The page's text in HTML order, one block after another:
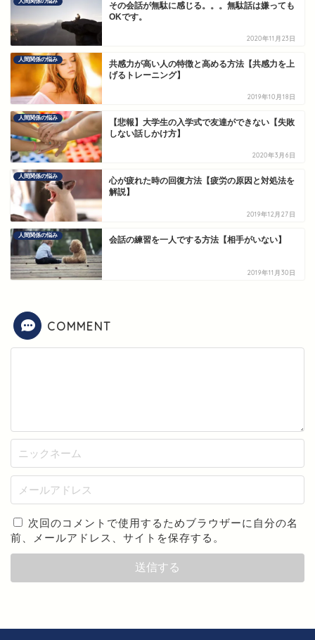
その会話が無駄に感じる。。。無駄話は嫌っても
OKです。
2020年11月23日
人間関係の悩み
共感力が高い人の特徴と高める方法【共感力を上
げるトレーニング】
2019年10月18日
人間関係の悩み
【悲報】大学生の入学式で友達ができない【失敗
しない話しかけ方】
2020年3月6日
人間関係の悩み
心が疲れた時の回復方法【疲労の原因と対処法を
解説】
2019年12月27日
人間関係の悩み 会話の練習を一人でする方法【相手がいない】
2019年11月30日
COMMENT
次回のコメントで使用するためブラウザーに自分の名
前、メールアドレス、サイトを保存する。